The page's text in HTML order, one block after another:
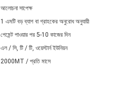
আলোচনা সাপেক্ষ
1 এমটি বড় ব্যাগ বা গ্রাহকের অনুরোধ অনুযায়ী
পেমেন্ট পাওয়ার পর 5-10 কাজের দিন
এল / সি, টি / টি, ওয়েস্টার্ন ইউনিয়ন
2000MT / প্রতি মাসে